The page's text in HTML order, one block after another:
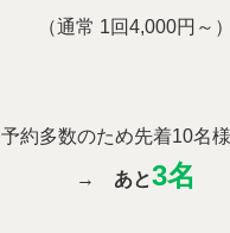
（通常 1回4,000円～）
予約多数のため先着10名
→ あと3名